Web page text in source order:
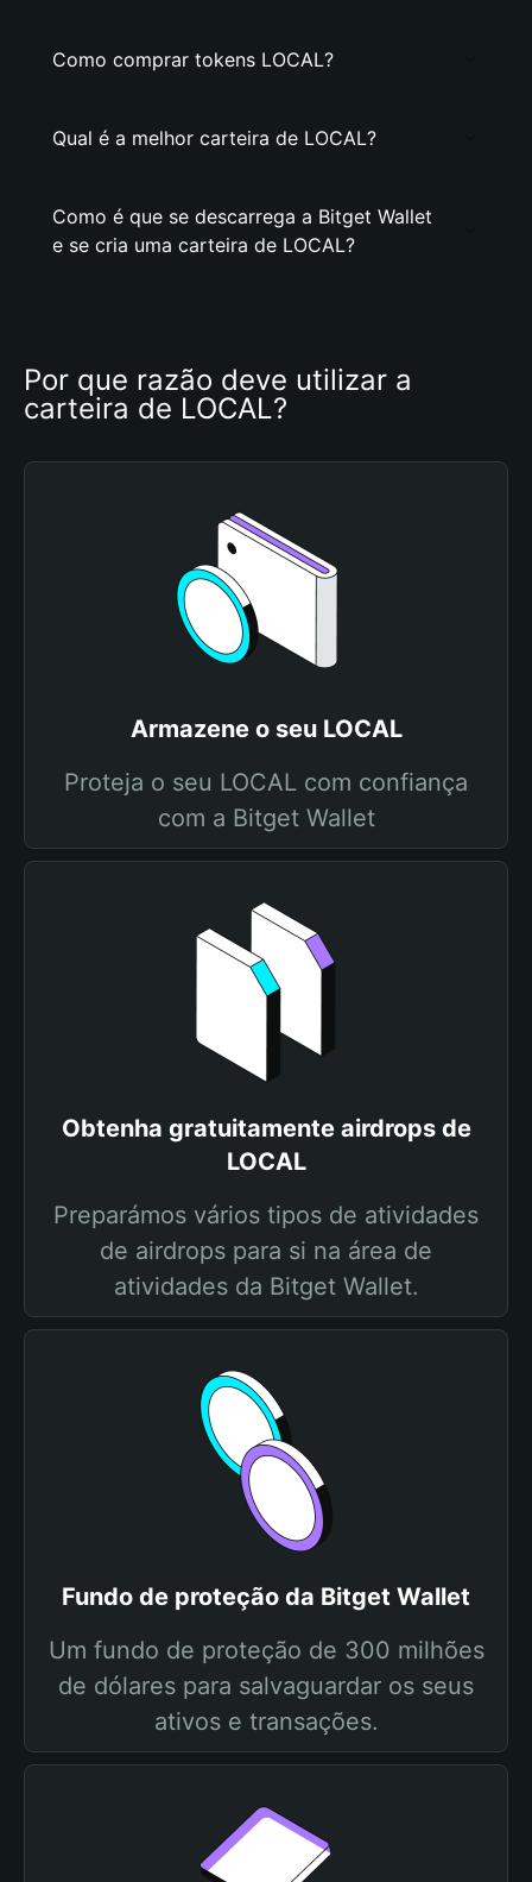
Como comprar tokens LOCAL?
Qual é a melhor carteira de LOCAL?
Como é que se descarrega a Bitget Wallet
e se cria uma carteira de LOCAL?
Por que razão deve utilizar a
carteira de LOCAL?
Armazene o seu LOCAL
Proteja o seu LOCAL com confiança
com a Bitget Wallet
Obtenha gratuitamente airdrops de
LOCAL
Preparámos vários tipos de atividades
de airdrops para si na área de
atividades da Bitget Wallet.
Fundo de proteção da Bitget Wallet
Um fundo de proteção de 300 milhões
de dólares para salvaguardar os seus
ativos e transações.